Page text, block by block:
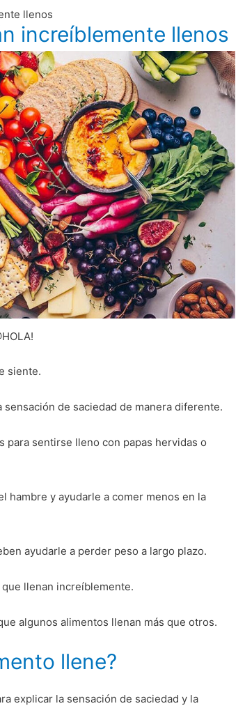
llenos
increíblemente llenos
siente.
de saciedad de manera diferente.
para sentirse lleno con papas hervidas o
hambre y ayudarle a comer menos en la
ayudarle a perder peso a largo plazo.
llenan increíblemente.
algunos alimentos llenan más que otros.
llene?
explicar la sensación de saciedad y la